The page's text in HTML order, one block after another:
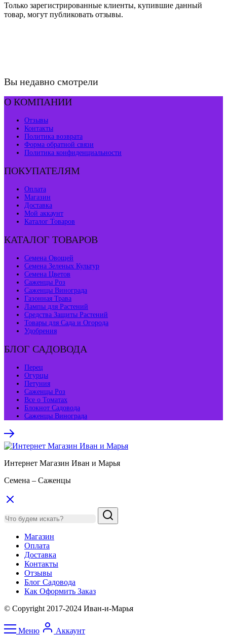
Только зарегистрированные клиенты, купившие данный
товар, могут публиковать отзывы.
Вы недавно смотрели
О КОМПАНИИ
Отзывы
Контакты
Политика возврата
Форма обратной связи
Политика конфиденциальности
ПОКУПАТЕЛЯМ
Оплата
Магазин
Доставка
Мой аккаунт
Каталог Товаров
КАТАЛОГ ТОВАРОВ
Семена Овощей
Семена Зеленых Культур
Семена Цветов
Саженцы Роз
Саженцы Винограда
Газонная Трава
Лампы для Растений
Средства Защиты Растений
Товары для Сада и Огорода
Удобрения
БЛОГ САДОВОДА
Перец
Огурцы
Петуния
Саженцы Роз
Все о Томатах
Блокнот Садовода
Саженцы Винограда
Интернет Магазин Иван и Марья
Семена – Саженцы
Магазин
Оплата
Доставка
Контакты
Отзывы
Блог Садовода
Как Оформить Заказ
© Copyright 2017-2024 Иван-и-Марья
Меню Аккаунт